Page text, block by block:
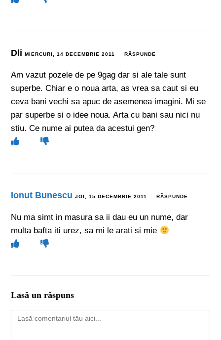
DliMIERCURI, 14 DECEMBRIE 2011 RĂSPUNDE
Am vazut pozele de pe 9gag dar si ale tale sunt
superbe. Chiar e o noua arta, as vrea sa caut si eu
ceva bani vechi sa apuc de asemenea imagini. Mi se
par superbe si o idee noua. Arta cu bani sau nici nu
stiu. Ce nume ai putea da acestui gen?
Ionut Bunescu JOI, 15 DECEMBRIE 2011 RĂSPUNDE
Nu ma simt in masura sa ii dau eu un nume, dar
multa bafta iti urez, sa mi le arati si mie
Lasă un răspuns